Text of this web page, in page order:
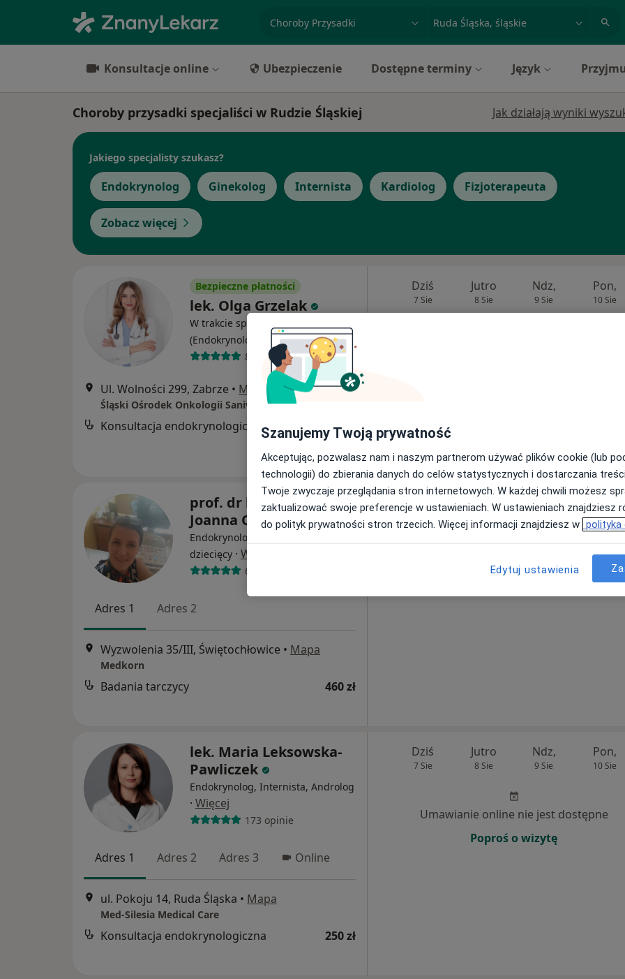
miasto lub dzielnica
Konsultacje online Ubezpieczenie Dostępne terminy Język
Choroby przysadki specjaliści w Rudzie Śląskiej Jak działają wyniki
Jakiego specjalisty szukasz?
Endokrynolog Ginekolog Internista Kardiolog Fizjoterapeuta
Zobacz więcej
Bezpieczne płatności
lek. Olga Grzelak
W trakcie specjalizacji
(Endokrynolog)
Więcej
88 opinii
Ul. Wolności 299, Zabrze • Mapa
Śląski Ośrodek Onkologii Sanivitas
Konsultacja endokrynologiczna od 250 zł
Dziś
7 Sie
Jutro
8 Sie
Ndz,
9 Sie
Pon,
10 Sie
prof. dr hab. n. med.
Joanna Oświęcimska
Endokrynolog, Endokrynolog
dziecięcy · Więcej
64 opinie
Adres 1 Adres 2
Wyzwolenia 35/III, Świętochłowice • Mapa
Medkorn
Badania tarczycy 460 zł
Dziś Jutro Ndz, Pon,
10 Sie
Umawianie online nie jest dostępne
lek. Maria Leksowska-
Pawliczek
Endokrynolog, Internista, Androlog
· Więcej
173 opinie
Adres 1 Adres 2 Adres 3 Online
ul. Pokoju 14, Ruda Śląska • Mapa
Med-Silesia Medical Care
Konsultacja endokrynologiczna 250 zł
Dziś
7 Sie
Jutro
8 Sie
Ndz,
9 Sie
Pon,
10 Sie
Umawianie online nie jest dostępne
Poproś o wizytę
Szanujemy Twoją prywatność
Akceptując, pozwalasz nam i naszym partnerom używać plików cookie (lub
technologii) do zbierania danych do celów statystycznych i dostarczania
Twoje zwyczaje przeglądania stron internetowych. W każdej chwili możesz
zaktualizować swoje preferencje w ustawieniach. W ustawieniach znajdziesz
do polityk prywatności stron trzecich. Więcej informacji znajdziesz w polityka
Edytuj ustawienia